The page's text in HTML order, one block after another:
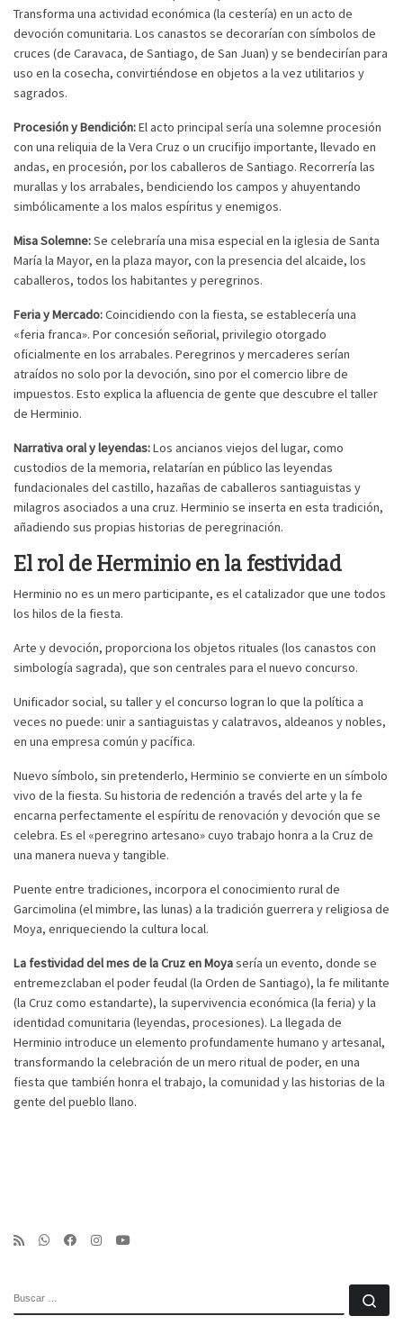
Transforma una actividad económica (la cestería) en un acto de
devoción comunitaria. Los canastos se decorarían con símbolos de
cruces (de Caravaca, de Santiago, de San Juan) y se bendecirían para
uso en la cosecha, convirtiéndose en objetos a la vez utilitarios y
sagrados.
Procesión y Bendición:El acto principal sería una solemne procesión
con una reliquia de la Vera Cruz o un crucifijo importante, llevado en
andas, en procesión, por los caballeros de Santiago. Recorrería las
murallas y los arrabales, bendiciendo los campos y ahuyentando
simbólicamente a los malos espíritus y enemigos.
Misa Solemne:Se celebraría una misa especial en la iglesia de Santa
María la Mayor, en la plaza mayor, con la presencia del alcaide, los
caballeros, todos los habitantes y peregrinos.
Feria y Mercado:Coincidiendo con la fiesta, se establecería una
«feria franca». Por concesión señorial, privilegio otorgado
oficialmente en los arrabales. Peregrinos y mercaderes serían
atraídos no solo por la devoción, sino por el comercio libre de
impuestos. Esto explica la afluencia de gente que descubre el taller
de Herminio.
Narrativa oral y leyendas:Los ancianos viejos del lugar, como
custodios de la memoria, relatarían en público las leyendas
fundacionales del castillo, hazañas de caballeros santiaguistas y
milagros asociados a una cruz. Herminio se inserta en esta tradición,
añadiendo sus propias historias de peregrinación.
El rol de Herminio en la festividad
Herminio no es un mero participante, es el catalizador que une todos
los hilos de la fiesta.
Arte y devoción, proporciona los objetos rituales (los canastos con
simbología sagrada), que son centrales para el nuevo concurso.
Unificador social, su taller y el concurso logran lo que la política a
veces no puede: unir a santiaguistas y calatravos, aldeanos y nobles,
en una empresa común y pacífica.
Nuevo símbolo, sin pretenderlo, Herminio se convierte en un símbolo
vivo de la fiesta. Su historia de redención a través del arte y la fe
encarna perfectamente el espíritu de renovación y devoción que se
celebra. Es el «peregrino artesano» cuyo trabajo honra a la Cruz de
una manera nueva y tangible.
Puente entre tradiciones, incorpora el conocimiento rural de
Garcimolina (el mimbre, las lunas) a la tradición guerrera y religiosa de
Moya, enriqueciendo la cultura local.
La festividad del mes de la Cruz en Moyasería un evento, donde se
entremezclaban el poder feudal (la Orden de Santiago), la fe militante
(la Cruz como estandarte), la supervivencia económica (la feria) y la
identidad comunitaria (leyendas, procesiones). La llegada de
Herminio introduce un elemento profundamente humano y artesanal,
transformando la celebración de un mero ritual de poder, en una
fiesta que también honra el trabajo, la comunidad y las historias de la
gente del pueblo llano.
Compartir